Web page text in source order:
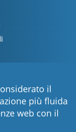
il
più fluida
web con il